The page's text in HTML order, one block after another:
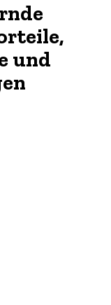
und